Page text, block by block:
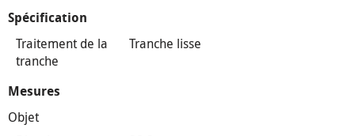
Spécification
Traitement de la
tranche
Tranche lisse
Mesures
Objet